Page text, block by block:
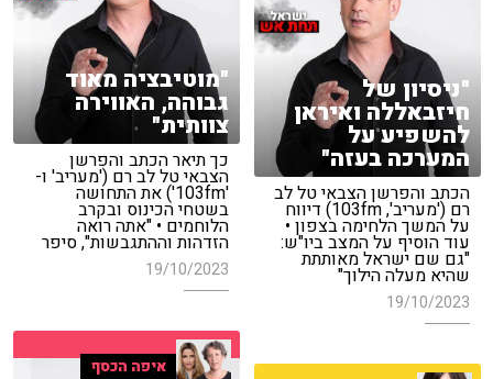
"מוטיבציה מאוד
גבוהה, האווירה
צוותית"
כך תיאר הכתב והפרשן
הצבאי טל לב רם ('מעריב' ו-
'103fm') את התחושה
בשטחי הכינוס ובקרב
הלוחמים • "אתה רואה
הזדהות וההתגבשות", סיפר
19/10/2023
"ניסיון של
חיזבאללה ואיראן
להשפיע על
המערכה בעזה"
הכתב והפרשן הצבאי טל לב
רם ('מעריב', 103fm) דיווח
על המשך הלחימה בצפון •
עוד הוסיף על המצב ביו"ש:
"גם שם ישראל מאותתת
שהיא מעלה הילוך"
19/10/2023
איפה הכסף